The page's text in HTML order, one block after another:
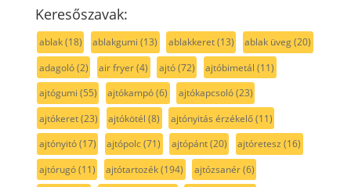
Keresőszavak:
ablak(18) ablakgumi (13) ablakkeret(13) ablak üveg(20)
adagoló(2) air fryer(4) ajtó(72) ajtóbimetál (11)
ajtógumi (55) ajtókampó(6) ajtókapcsoló(23)
ajtókeret(23) ajtókötél (8) ajtónyitás érzékelő(11)
ajtónyitó(17) ajtópolc(71) ajtópánt(20) ajtóretesz (16)
ajtórugó(11) ajtótartozék(194) ajtózsanér(6)